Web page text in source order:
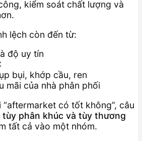
kiểm soát chất lượng và
lệch còn đến từ:
độ uy tín
bụi, khớp cầu, ren
mãi của nhà phân phối
có tốt không”, câu
tùy phân khúc và tùy thương
tất cả vào một nhóm.